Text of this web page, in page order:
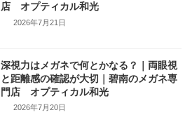
店 オプティカル和光
2026年7月21日
深視力はメガネで何とかなる？｜両眼視
と距離感の確認が大切｜碧南のメガネ専
門店 オプティカル和光
2026年7月20日